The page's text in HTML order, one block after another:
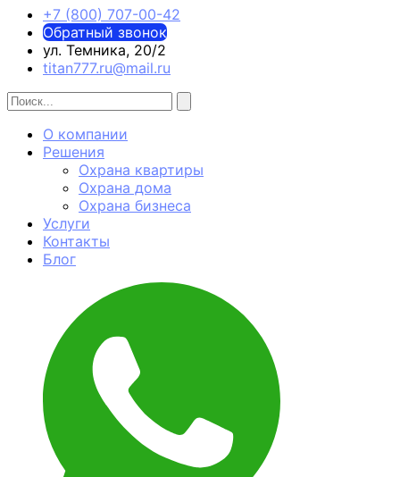
+7 (800) 707-00-42
Обратный звонок
ул. Темника, 20/2
titan777.ru@mail.ru
О компании
Решения
Охрана квартиры
Охрана дома
Охрана бизнеса
Услуги
Контакты
Блог